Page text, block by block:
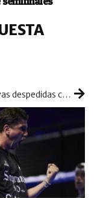
Nuevas despedidas con el top 4 mostrando poderío